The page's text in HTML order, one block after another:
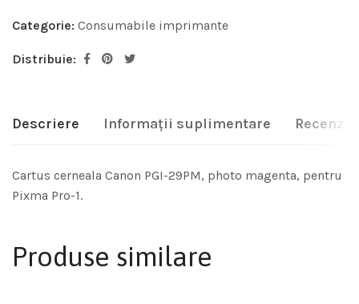
Categorie: Consumabile imprimante
Distribuie:
Descriere Informații suplimentare Recenzii
Cartus cerneala Canon PGI-29PM, photo magenta, pentru
Pixma Pro-1.
Produse similare